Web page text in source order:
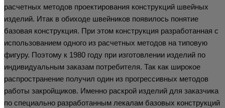
расчетных методов проектирования конструкций швейных
изделий. Итак в обиходе швейников появилось понятие
базовая конструкция. При этом конструкция разработанная с
использованием одного из расчетных методов на типовую
фигуру. Поэтому к 1980 году при изготовлении изделий по
индивидуальным заказам потребителя. Так как широкое
распространение получил один из прогрессивных методов
работы закройщиков. Именно раскрой изделий для заказчика
по специально разработанным лекалам базовых конструкций